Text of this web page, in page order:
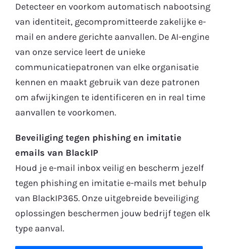
Detecteer en voorkom automatisch nabootsing
van identiteit, gecompromitteerde zakelijke e-
mail en andere gerichte aanvallen. De AI-engine
van onze service leert de unieke
communicatiepatronen van elke organisatie
kennen en maakt gebruik van deze patronen
om afwijkingen te identificeren en in real time
aanvallen te voorkomen.
Beveiliging tegen phishing en imitatie
emails van BlackIP
Houd je e-mail inbox veilig en bescherm jezelf
tegen phishing en imitatie e-mails met behulp
van BlackIP365. Onze uitgebreide beveiliging
oplossingen beschermen jouw bedrijf tegen elk
type aanval.